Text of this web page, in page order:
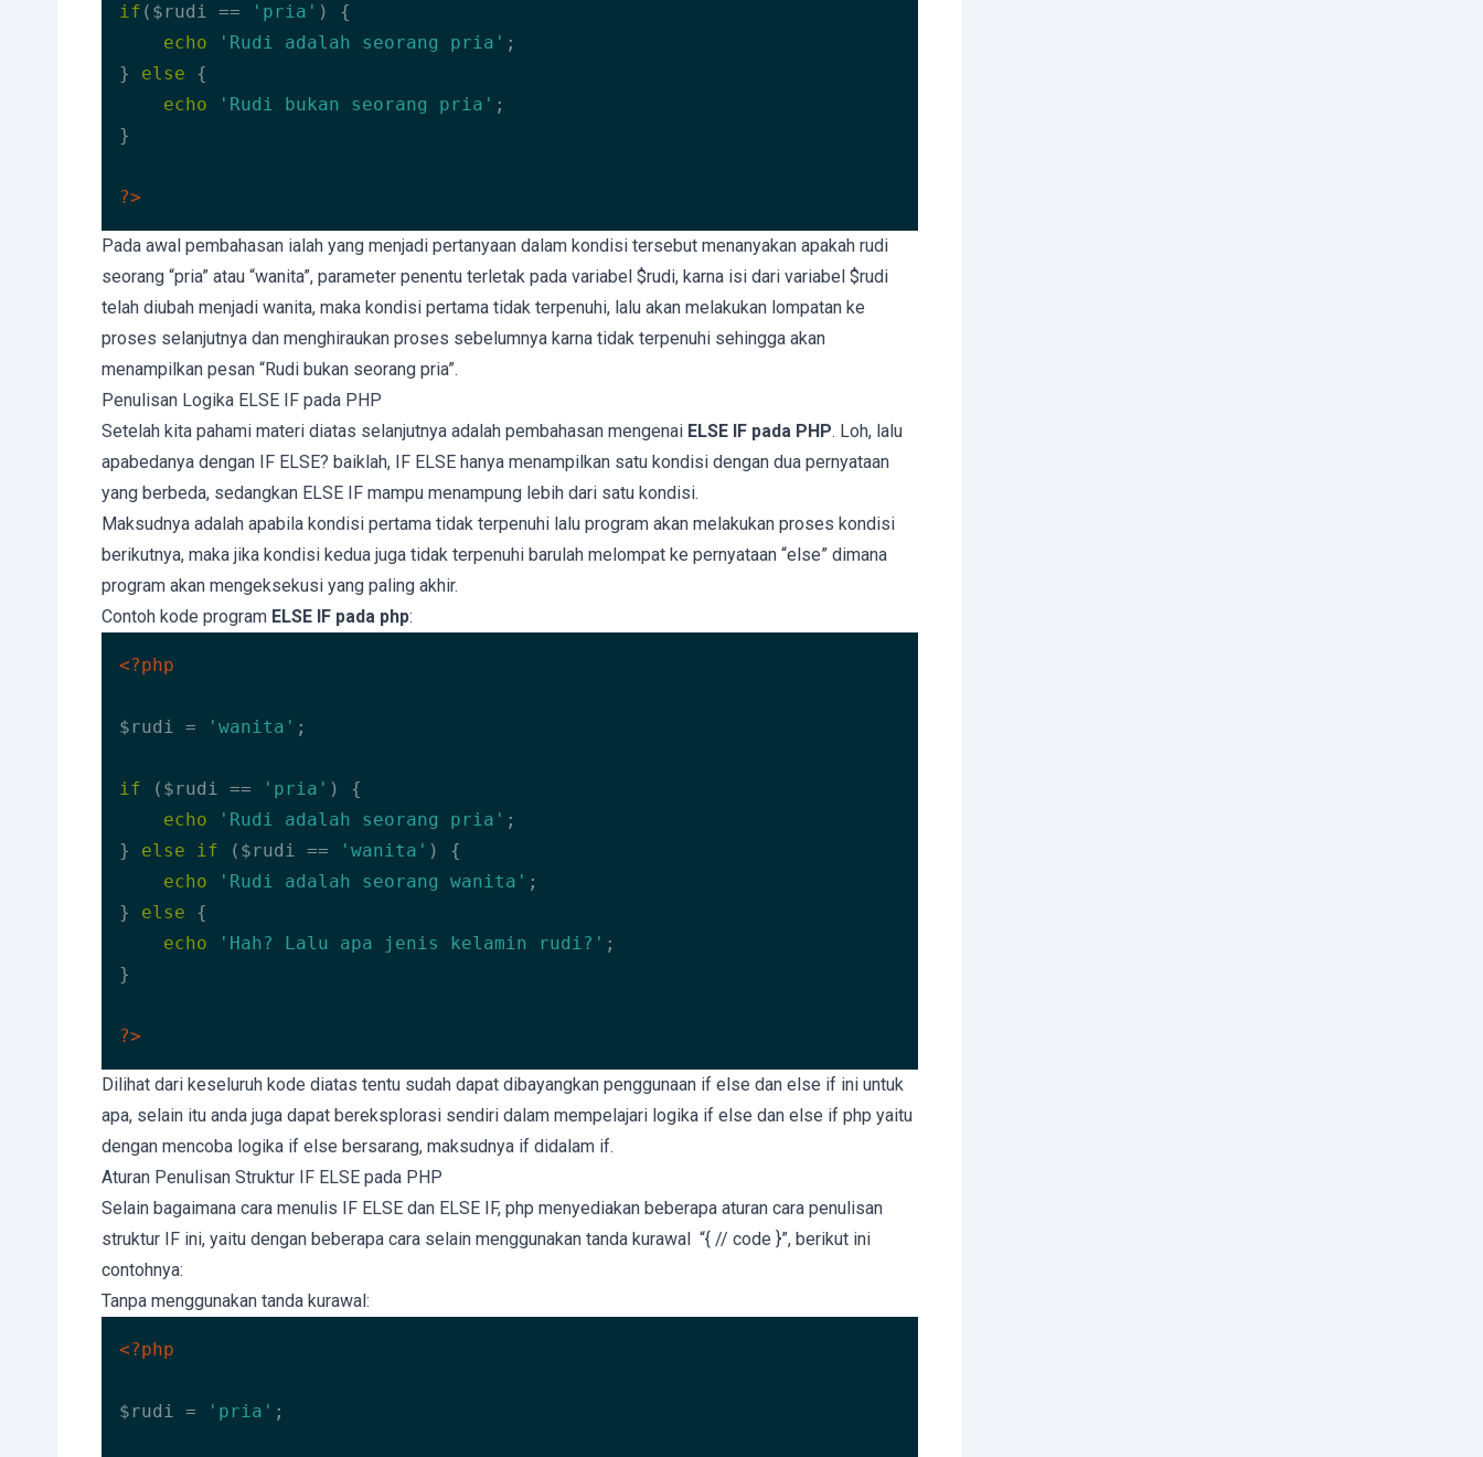
if ($rudi == 'pria' ) {
echo
'Rudi adalah seorang pria' ;
} else {
echo
'Rudi bukan seorang pria' ;
}
?>
Code language: HTML, XML (xml)
Pada awal pembahasan ialah yang menjadi pertanyaan dalam kondisi tersebut menanyakan apakah rudi
seorang “pria” atau “wanita”, parameter penentu terletak pada variabel $rudi, karna isi dari variabel $rudi
telah diubah menjadi wanita, maka kondisi pertama tidak terpenuhi, lalu akan melakukan lompatan ke
proses selanjutnya dan menghiraukan proses sebelumnya karna tidak terpenuhi sehingga akan
menampilkan pesan “Rudi bukan seorang pria”.
Penulisan Logika ELSE IF pada PHP
Setelah kita pahami materi diatas selanjutnya adalah pembahasan mengenai ELSE IF pada PHP. Loh, lalu
apabedanya dengan IF ELSE? baiklah, IF ELSE hanya menampilkan satu kondisi dengan dua pernyataan
yang berbeda, sedangkan ELSE IF mampu menampung lebih dari satu kondisi.
Maksudnya adalah apabila kondisi pertama tidak terpenuhi lalu program akan melakukan proses kondisi
berikutnya, maka jika kondisi kedua juga tidak terpenuhi barulah melompat ke pernyataan “else” dimana
program akan mengeksekusi yang paling akhir.
Contoh kode program ELSE IF pada php:
<?php
$rudi = 'wanita' ;
if ($rudi == 'pria' ) {
echo
'Rudi adalah seorang pria' ;
} else if ($rudi == 'wanita' ) {
echo
'Rudi adalah seorang wanita' ;
} else {
echo
'Hah? Lalu apa jenis kelamin rudi?' ;
}
?>
Code language: HTML, XML (xml )
Dilihat dari keseluruh kode diatas tentu sudah dapat dibayangkan penggunaan if else dan else if ini untuk
apa, selain itu anda juga dapat bereksplorasi sendiri dalam mempelajari logika if else dan else if php yaitu
dengan mencoba logika if else bersarang, maksudnya if didalam if.
Aturan Penulisan Struktur IF ELSE pada PHP
Selain bagaimana cara menulis IF ELSE dan ELSE IF, php menyediakan beberapa aturan cara penulisan
struktur IF ini, yaitu dengan beberapa cara selain menggunakan tanda kurawal “{ // code }”, berikut ini
contohnya:
Tanpa menggunakan tanda kurawal:
<?php
$rudi = 'pria' ;